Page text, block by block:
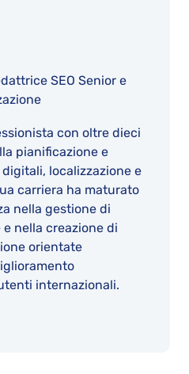
SEO Senior e
con oltre dieci
pianificazione e
localizzazione e
carriera ha maturato
nella gestione di
nella creazione di
orientate
internazionali.